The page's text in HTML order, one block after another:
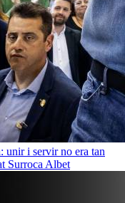
unir i servir no era tan
Surroca Albet